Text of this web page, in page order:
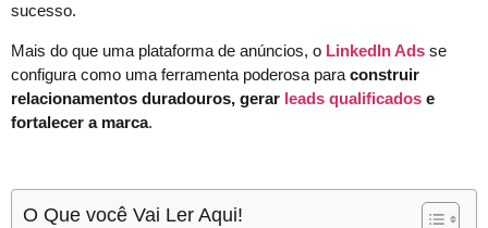
sucesso.
Mais do que uma plataforma de anúncios, o LinkedIn Ads se
configura como uma ferramenta poderosa para construir
relacionamentos duradouros, gerar leads qualificados e
fortalecer a marca.
O Que você Vai Ler Aqui!